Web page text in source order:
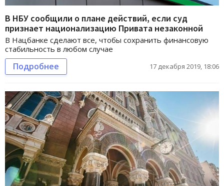
В НБУ сообщили о плане действий, если суд
признает национализацию Привата незаконной
В Нацбанке сделают все, чтобы сохранить финансовую
стабильность в любом случае
Подробнее 17 декабря 2019, 18:06